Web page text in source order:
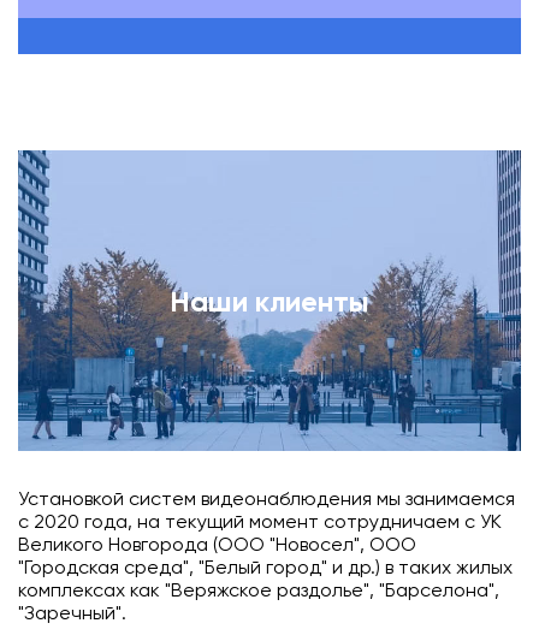
Наши клиенты
Установкой систем видеонаблюдения мы занимаемся
с 2020 года, на текущий момент сотрудничаем с УК
Великого Новгорода (ООО "Новосел", ООО
"Городская среда", "Белый город" и др.) в таких жилых
комплексах как "Веряжское раздолье", "Барселона",
"Заречный".